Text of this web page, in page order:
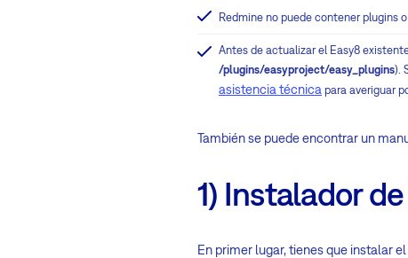
Redmine no puede contener plugins
Antes de actualizar el Easy8
/plugins/easyproject/easy_plugins).
asistencia técnica para averiguar
También se puede encontrar un
1) Instalador
En primer lugar, tienes que instalar